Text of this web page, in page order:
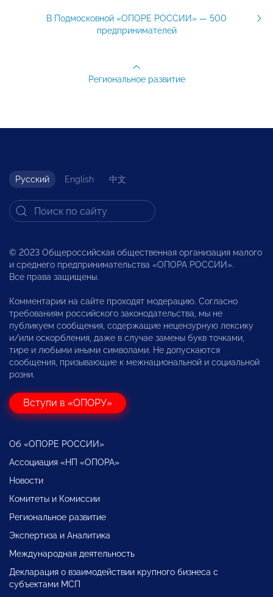
В Подмосковной «ОПОРЕ РОССИИ» — 500
предпринимателей
Региональное развитие
Русский English 中文
© 2023 Общероссийская общественная организация малого
и среднего предпринимательства «ОПОРА РОССИИ».
Все права защищены.
Комментарии на сайте проходят модерацию. Согласно
требованиям российского законодательства, мы не
публикуем сообщения, содержащие нецензурную лексику
и/или оскорбления, даже в случае замены букв точками,
тире и любыми иными символами. Не допускаются
сообщения, призывающие к межнациональной и социальной
розни.
Вступи в «ОПОРУ»
Об «ОПОРЕ РОССИИ»
Ассоциация «НП «ОПОРА»
Новости
Комитеты и Комиссии
Региональное развитие
Экспертиза и Аналитика
Международная деятельность
Декларация о взаимодействии крупного бизнеса с
субъектами МСП